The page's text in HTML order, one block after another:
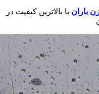
بالاترین کیفیت در